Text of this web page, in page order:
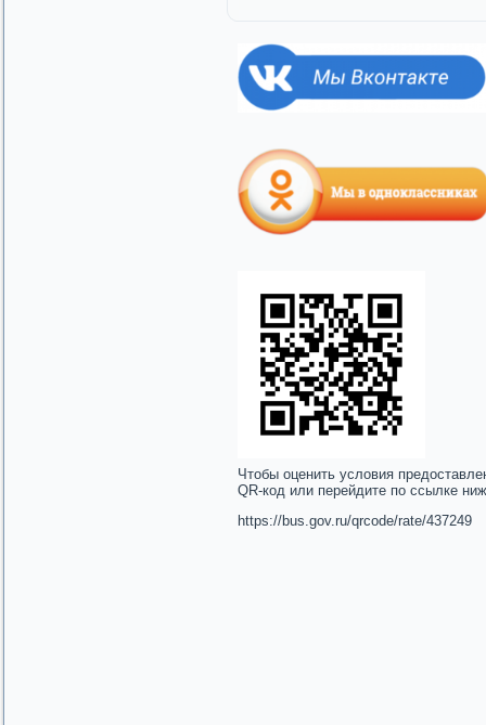
Чтобы оценить условия
QR-код или перейдите по ссылке
https://bus.gov.ru/qrcode/rate/437249